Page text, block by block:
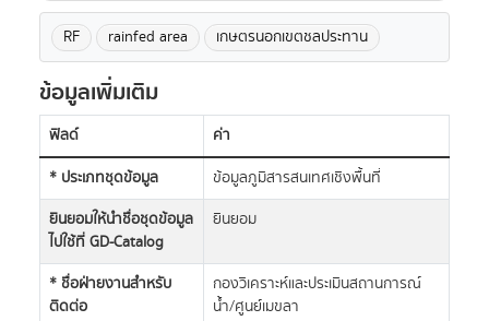
RF rainfed area เกษตรนอกเขตชลประทาน
ข้อมูลเพิ่มเติม
ฟิลด์
ค่า
* ประเภทชุดข้อมูล
ข้อมูลภูมิสารสนเทศเชิงพื้นที่
ยินยอมให้นำชื่อชุดข้อมูล
ไปใช้ที่ GD-Catalog
ยินยอม
* ชื่อฝ่ายงานสำหรับ
ติดต่อ
กองวิเคราะห์และประเมินสถานการณ์
น้ำ/ศูนย์เมขลา